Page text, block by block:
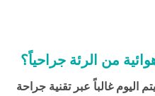
من الرئة جراحياً؟
اليوم غالباً عبر تقنية جراحة